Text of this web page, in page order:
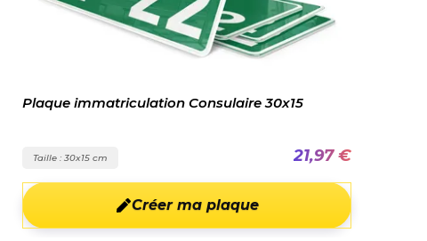
Plaque immatriculation Consulaire 30x15
Taille : 30x15 cm 21,97 €
Créer ma plaque